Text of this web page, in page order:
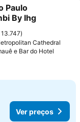
favoritos
Paulo
By Ihg
13.747
Cathedral
e Bar do Hotel
Ver preços